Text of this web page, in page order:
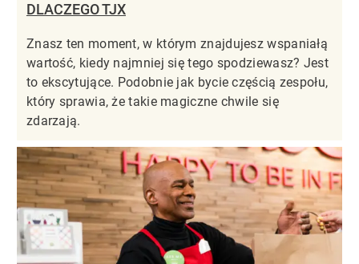
DLACZEGO TJX
Znasz ten moment, w którym znajdujesz wspaniałą
wartość, kiedy najmniej się tego spodziewasz? Jest
to ekscytujące. Podobnie jak bycie częścią zespołu,
który sprawia, że takie magiczne chwile się
zdarzają.